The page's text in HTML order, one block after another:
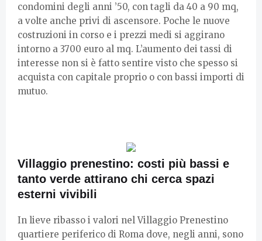
condomini degli anni ’50, con tagli da 40 a 90 mq,
a volte anche privi di ascensore. Poche le nuove
costruzioni in corso e i prezzi medi si aggirano
intorno a 3700 euro al mq. L’aumento dei tassi di
interesse non si è fatto sentire visto che spesso si
acquista con capitale proprio o con bassi importi di
mutuo.
Villaggio prenestino: costi più bassi e
tanto verde attirano chi cerca spazi
esterni vivibili
In lieve ribasso i valori nel Villaggio Prenestino
quartiere periferico di Roma dove, negli anni, sono